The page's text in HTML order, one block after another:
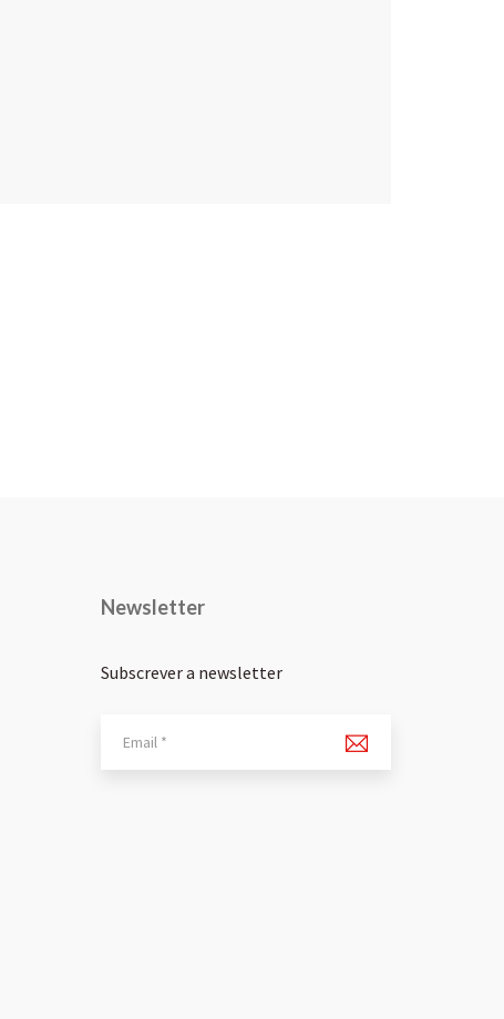
Newsletter
Subscrever a newsletter